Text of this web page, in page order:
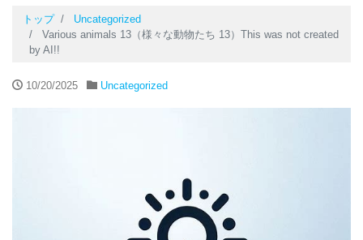
トップ
Uncategorized
Various animals 13（様々な動物たち 13）This was not created
by AI!!
10/20/2025 Uncategorized